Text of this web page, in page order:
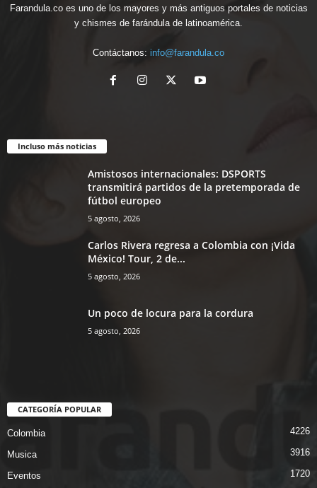
Farandula.co es uno de los mayores y más antiguos portales de noticias
y chismes de farándula de latinoamérica.
Contáctanos: info@farandula.co
Incluso más noticias
Amistosos internacionales: DSPORTS
transmitirá partidos de la pretemporada de
fútbol europeo
5 agosto, 2026
Carlos Rivera regresa a Colombia con ¡Vida
México! Tour, 2 de...
5 agosto, 2026
Un poco de locura para la cordura
5 agosto, 2026
CATEGORÍA POPULAR
Colombia 4226
Musica 3916
Eventos 1720